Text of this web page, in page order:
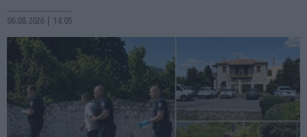
06.08.2026 | 14:05